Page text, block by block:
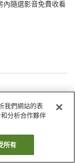
內隨選影音免費收看
我們網站的表
分析合作夥伴
所有